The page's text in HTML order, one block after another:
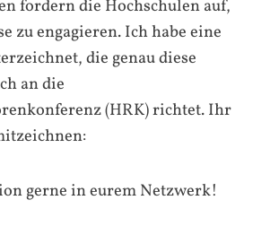
fordern die Hochschulen auf,
zu engagieren. Ich habe eine
die genau diese
an die
(HRK) richtet. Ihr
gerne in eurem Netzwerk!